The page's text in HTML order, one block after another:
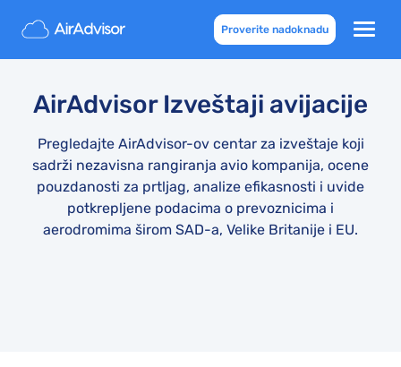
Proverite nadoknadu
AirAdvisor Izveštaji avijacije
Pregledajte AirAdvisor-ov centar za izveštaje koji
sadrži nezavisna rangiranja avio kompanija, ocene
pouzdanosti za prtljag, analize efikasnosti i uvide
potkrepljene podacima o prevoznicima i
aerodromima širom SAD-a, Velike Britanije i EU.